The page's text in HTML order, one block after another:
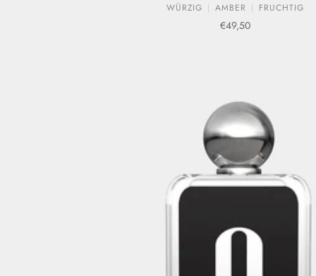
WÜRZIG AMBER FRUCHTIG
Verkaufspreis
€49,50